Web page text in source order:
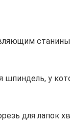
станины
у
для лапок